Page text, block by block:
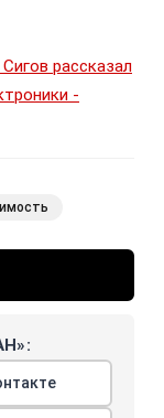
рассказал
-